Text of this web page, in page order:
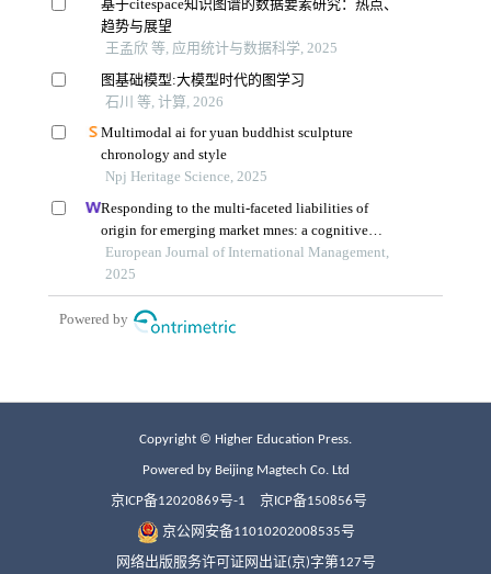
Copyright © Higher Education Press.
Powered by Beijing Magtech Co. Ltd
京ICP备12020869号-1 京ICP备150856号
京公网安备11010202008535号
网络出版服务许可证网出证(京)字第127号